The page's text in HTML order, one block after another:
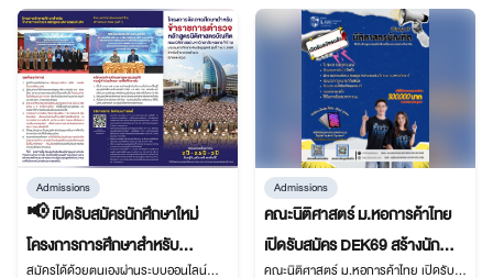
Admissions
📢 เปิดรับสมัครนักศึกษาใหม่
โครงการการศึกษาสำหรับ
สมัครได้ด้วยตนเองผ่านระบบออนไลน์
Admissions
คณะนิติศาสตร์ ม.หอการค้าไทย
เปิดรับสมัคร DEK69 สร้างนัก
คณะนิติศาสตร์ ม.หอการค้าไทย เปิดรับ